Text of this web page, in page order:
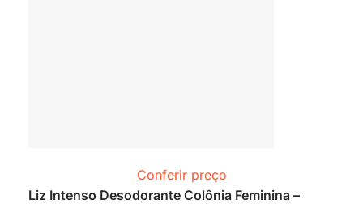
Conferir preço
Liz Intenso Desodorante Colônia Feminina –